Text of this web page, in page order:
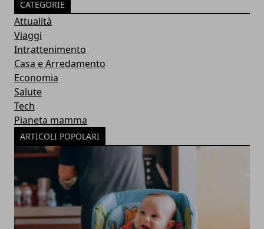
CATEGORIE
Attualità
Viaggi
Intrattenimento
Casa e Arredamento
Economia
Salute
Tech
Pianeta mamma
ARTICOLI POPOLARI